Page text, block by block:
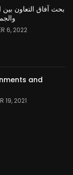
بحث آفاق التعاون بين
6, 2022
and
19, 2021